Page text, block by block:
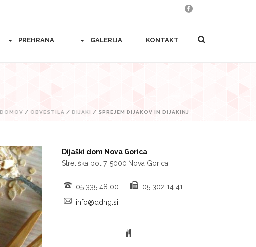
PREHRANA GALERIJA KONTAKT
DOMOV / OBVESTILA / DIJAKI / SPREJEM DIJAKOV IN DIJAKINJ
Dijaški dom Nova Gorica
Streliška pot 7, 5000 Nova Gorica
05 335 48 00
05 302 14 41
info@ddng.si